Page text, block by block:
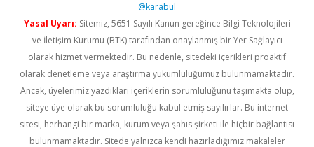
@karabul
Yasal Uyarı: Sitemiz, 5651 Sayılı Kanun gereğince Bilgi Teknolojileri
ve İletişim Kurumu (BTK) tarafından onaylanmış bir Yer Sağlayıcı
olarak hizmet vermektedir. Bu nedenle, sitedeki içerikleri proaktif
olarak denetleme veya araştırma yükümlülüğümüz bulunmamaktadır.
Ancak, üyelerimiz yazdıkları içeriklerin sorumluluğunu taşımakta olup,
siteye üye olarak bu sorumluluğu kabul etmiş sayılırlar. Bu internet
sitesi, herhangi bir marka, kurum veya şahıs şirketi ile hiçbir bağlantısı
bulunmamaktadır. Sitede yalnızca kendi hazırladığımız makaleler